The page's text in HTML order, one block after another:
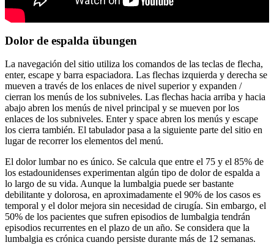
Dolor de espalda übungen
La navegación del sitio utiliza los comandos de las teclas de flecha,
enter, escape y barra espaciadora. Las flechas izquierda y derecha se
mueven a través de los enlaces de nivel superior y expanden /
cierran los menús de los subniveles. Las flechas hacia arriba y hacia
abajo abren los menús de nivel principal y se mueven por los
enlaces de los subniveles. Enter y space abren los menús y escape
los cierra también. El tabulador pasa a la siguiente parte del sitio en
lugar de recorrer los elementos del menú.
El dolor lumbar no es único. Se calcula que entre el 75 y el 85% de
los estadounidenses experimentan algún tipo de dolor de espalda a
lo largo de su vida. Aunque la lumbalgia puede ser bastante
debilitante y dolorosa, en aproximadamente el 90% de los casos es
temporal y el dolor mejora sin necesidad de cirugía. Sin embargo, el
50% de los pacientes que sufren episodios de lumbalgia tendrán
episodios recurrentes en el plazo de un año. Se considera que la
lumbalgia es crónica cuando persiste durante más de 12 semanas.